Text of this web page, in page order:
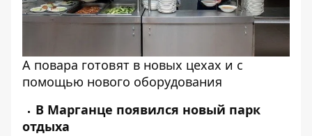
А повара готовят в новых цехах и с
помощью нового оборудования
В Марганце появился новый парк
отдыха